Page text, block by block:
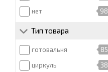
нет
98
Тип товара
готовальня
85
циркуль
38